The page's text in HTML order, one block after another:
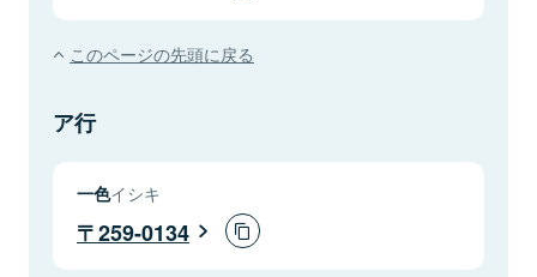
このページの先頭に戻る
ア行
一色イシキ
259-0134